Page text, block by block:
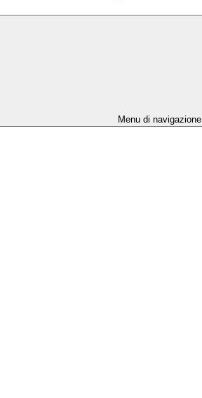
Menu di navigazione